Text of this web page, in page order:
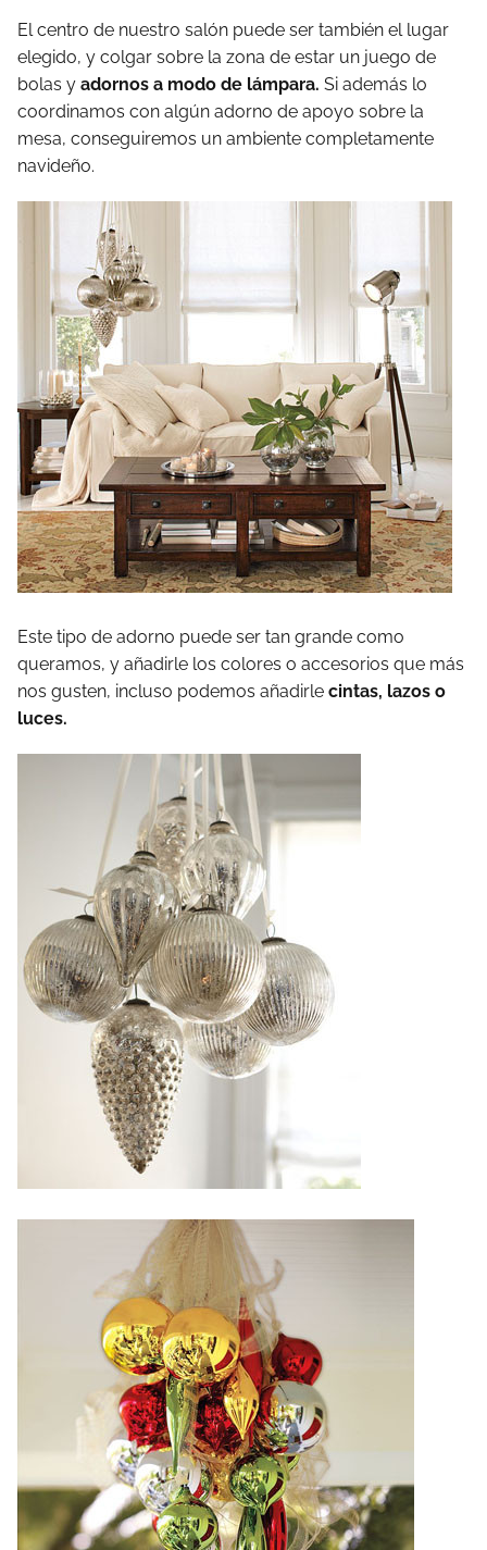
El centro de nuestro salón puede ser también el lugar
elegido, y colgar sobre la zona de estar un juego de
bolas y adornos a modo de lámpara. Si además lo
coordinamos con algún adorno de apoyo sobre la
mesa, conseguiremos un ambiente completamente
navideño.
Este tipo de adorno puede ser tan grande como
queramos, y añadirle los colores o accesorios que más
nos gusten, incluso podemos añadirle cintas, lazos o
luces.